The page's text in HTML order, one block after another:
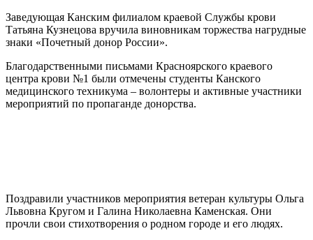
Заведующая Канским филиалом краевой Службы крови
Татьяна Кузнецова вручила виновникам торжества нагрудные
знаки «Почетный донор России».
Благодарственными письмами Красноярского краевого
центра крови №1 были отмечены студенты Канского
медицинского техникума – волонтеры и активные участники
мероприятий по пропаганде донорства.
Поздравили участников мероприятия ветеран культуры Ольга
Львовна Кругом и Галина Николаевна Каменская. Они
прочли свои стихотворения о родном городе и его людях.